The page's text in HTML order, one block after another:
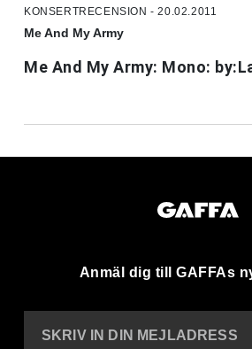
KONSERTRECENSION - 20.02.2011
Me And My Army
Me And My Army: Mono:
Anmäl dig till GAFFAs
SKRIV IN DIN MEJLADRESS